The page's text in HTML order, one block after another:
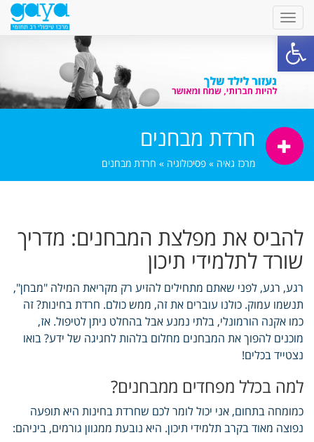
פתח סרגל נגישות
חרדת מבחנים
מרכז גאיה » פסיכולוגיה » חרדת מבחנים
להביס את מפלצת המבחנים: מדריך
שורד לתלמידי תיכון
רגע, רגע, לפני שאתם מתחילים להזיע רק מקריאת המילה "מבחן",
תנשמו עמוק. כולנו עוברים את זה, ממש כולם. חרדת בחינות? זה
כמו אקנה הורמונלי, בלתי נמנע אבל בהחלט ניתן לטיפול. אז,
מוכנים להפוך את המבחנים מחלום בלהות לחגיגה של ידע? בואו
נצטייד בכלים!
למה בכלל מפחדים ממבחנים?
כמומחה בתחום, אני יכול לומר לכם שחרדת בחינות היא תופעה
נפוצה מאוד בקרב תלמידי תיכון. היא נובעת ממגוון גורמים, ביניהם: